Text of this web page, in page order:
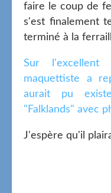
faire le coup de
s'est finalement
terminé à la
Sur l'excellent
maquettiste a
aurait pu
"Falklands" avec
J'espère qu'il